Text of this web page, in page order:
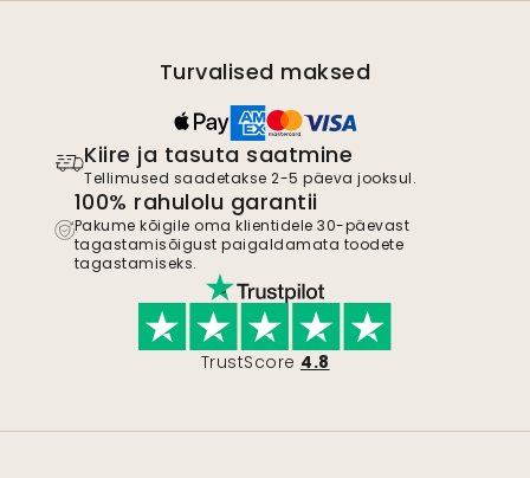
Turvalised maksed
Kiire ja tasuta saatmine
Tellimused saadetakse 2-5 päeva jooksul.
100% rahulolu garantii
Pakume kõigile oma klientidele 30-päevast
tagastamisõigust paigaldamata toodete
tagastamiseks.
TrustScore 4.8